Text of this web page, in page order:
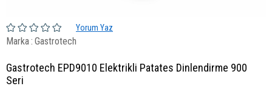
Yorum Yaz
Marka: Gastrotech
Gastrotech EPD9010 Elektrikli Patates Dinlendirme 900
Seri